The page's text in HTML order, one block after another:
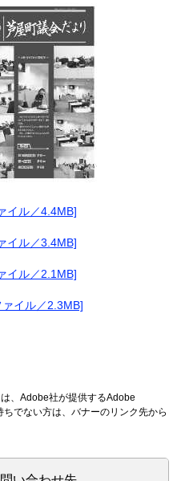
イル／4.4MB]
イル／3.4MB]
イル／2.1MB]
イル／2.3MB]
、Adobe社が提供するAdobe
でない方は、バナーのリンク先から